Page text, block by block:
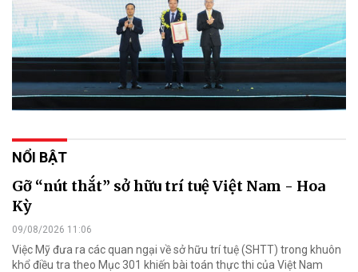
NỔI BẬT
Gỡ “nút thắt” sở hữu trí tuệ Việt Nam - Hoa
Kỳ
09/08/2026 11:06
Việc Mỹ đưa ra các quan ngại về sở hữu trí tuệ (SHTT) trong khuôn
khổ điều tra theo Mục 301 khiến bài toán thực thi của Việt Nam